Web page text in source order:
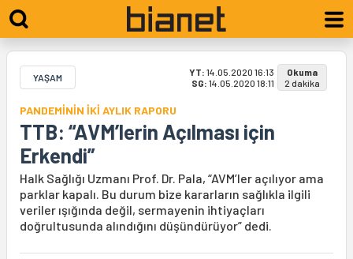
YAŞAM YT: 14.05.2020 16:13
SG: 14.05.2020 18:11
Okuma
2 dakika
PANDEMİNİN İKİ AYLIK RAPORU
TTB: “AVM’lerin Açılması için
Erkendi”
Halk Sağlığı Uzmanı Prof. Dr. Pala, “AVM’ler açılıyor ama
parklar kapalı. Bu durum bize kararların sağlıkla ilgili
veriler ışığında değil, sermayenin ihtiyaçları
doğrultusunda alındığını düşündürüyor” dedi.